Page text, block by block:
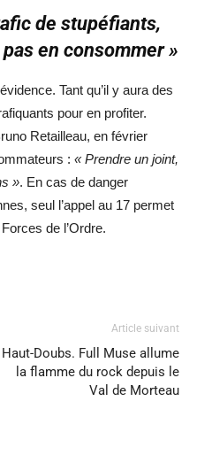
de stupéfiants,
en consommer »
Tant qu’il y aura des
pour en profiter.
Retailleau, en février
: « Prendre un joint,
». En cas de danger
seul l’appel au 17 permet
de l’Ordre.
Article suivant
Haut-Doubs. Full Muse allume
la flamme du rock depuis le
Val de Morteau